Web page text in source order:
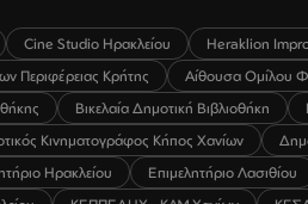
Cine Studio Ηρακλείου Heraklion
Περιφέρειας Κρήτης Αίθουσα Ομίλου
Βικελαία Δημοτική Βιβλιοθήκη
Κινηματογράφος Κήπος Χανίων
Ηρακλείου Επιμελητήριο Λασιθίου